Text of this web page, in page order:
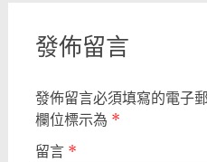
發佈留言
發佈留言必須填寫的電子
欄位標示為 *
留言 *